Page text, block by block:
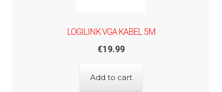
LOGILINK VGA KABEL 5M
€19.99
Add to cart